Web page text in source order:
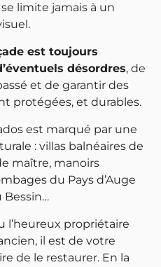
limite jamais à un
est toujours
désordres, de
et de garantir des
protégées, et durables.
est marqué par une
: villas balnéaires de
maître, manoirs
du Pays d’Auge
Bessin…
l’heureux propriétaire
il est de votre
de le restaurer. En la